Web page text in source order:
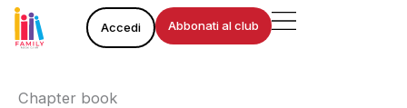
Vai
Accedi Abbonati al club
Chapter book